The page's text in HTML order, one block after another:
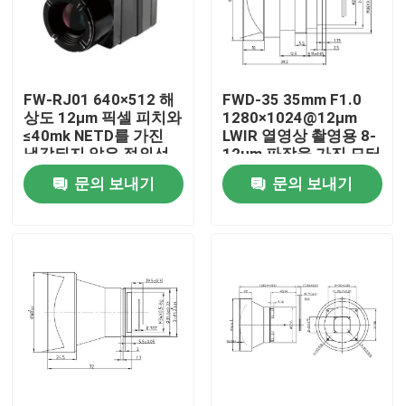
집
비디오
우리 에 관한 것
FW-RJ01 640×512 해
상도 12μm 픽셀 피치와
≤40mk NETD를 가진
냉각되지 않은 적외선
열 카메라
문의 보내기
FWD-35 35mm F1.0
1280×1024@12μm
LWIR 열영상 촬영용 8-
12μm 파장을 가진 모터
화 된 확대 렌즈
문의 보내기